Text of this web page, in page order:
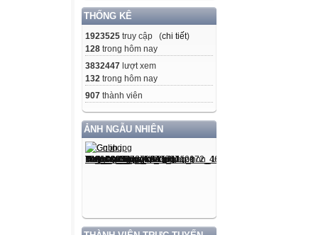
THỐNG KÊ
1923525 truy cập (chi tiết)
128 trong hôm nay
3832447 lượt xem
132 trong hôm nay
907 thành viên
ẢNH NGẪU NHIÊN